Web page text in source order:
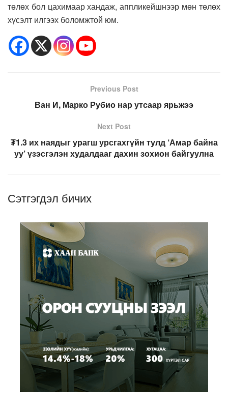
төлөх бол цахимаар хандаж, аппликейшнээр мөн төлөх
хүсэлт илгээх боломжтой юм.
Previous Post
Ван И, Марко Рубио нар утсаар ярьжээ
Next Post
₮1.3 их наядыг урагш урсгахгүйн тулд ‘Амар байна
уу’ үзэсгэлэн худалдааг дахин зохион байгуулна
Сэтгэгдэл бичих